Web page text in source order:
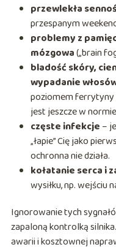
przewlekła
przespanym
problemy z
mózgowa(„brain
bladość skóry,
wypadanie
poziomem ferrytyny
jest jeszcze w
częste infekcje –
„łapie” Cię jako
ochronna nie działa.
kołatanie serca i
wysiłku, np. wejściu
Ignorowanie tych
zapaloną kontrolką
awarii i kosztownej